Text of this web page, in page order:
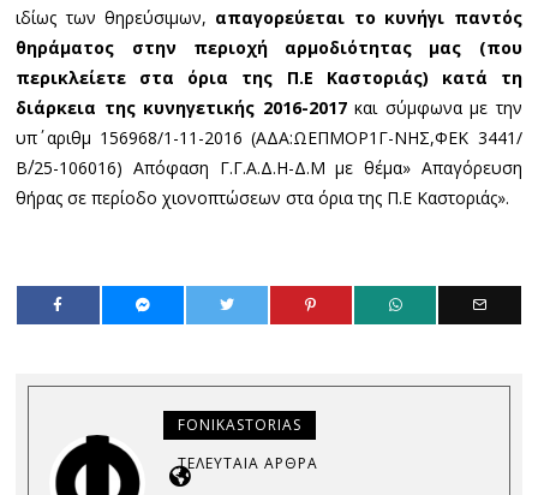
ιδίως των θηρεύσιμων, απαγορεύεται το κυνήγι παντός
θηράματος στην περιοχή αρμοδιότητας μας (που
περικλείετε στα όρια της Π.Ε Καστοριάς) κατά τη
διάρκεια της κυνηγετικής 2016-2017και σύμφωνα με την
υπ΄ αριθμ 156968/1-11-2016 (ΑΔΑ:ΩΕΠΜΟΡ1Γ-ΝΗΣ,ΦΕΚ 3441/
Β΄/25-106016) Απόφαση Γ.Γ.Α.Δ.Η-Δ.Μ με θέμα» Απαγόρευση
θήρας σε περίοδο χιονοπτώσεων στα όρια της Π.Ε Καστοριάς».
FONIKASTORIAS
ΤΕΛΕΥΤΑΊΑ ΆΡΘΡΑ